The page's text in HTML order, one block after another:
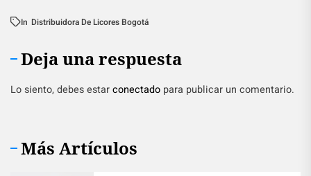
In Distribuidora De Licores Bogotá
Deja una respuesta
Lo siento, debes estarconectado para publicar un comentario.
Más Artículos